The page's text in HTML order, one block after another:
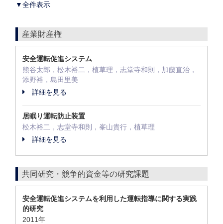
▼全件表示
産業財産権
安全運転促進システム
熊谷太郎，松木裕二，植草理，志堂寺和則，加藤直治，
添野裕，島田里美
詳細を見る
居眠り運転防止装置
松木裕二，志堂寺和則，峯山貴行，植草理
詳細を見る
共同研究・競争的資金等の研究課題
安全運転促進システムを利用した運転指導に関する実践
的研究
2011年